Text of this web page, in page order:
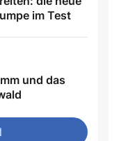
im Test
und das